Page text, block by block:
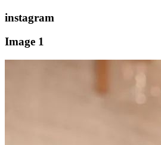
instagram
Image 1